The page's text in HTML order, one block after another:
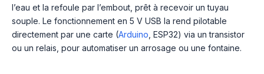
l’eau et la refoule par l’embout, prêt à recevoir un tuyau
souple. Le fonctionnement en 5 V USB la rend pilotable
directement par une carte (Arduino, ESP32) via un transistor
ou un relais, pour automatiser un arrosage ou une fontaine.